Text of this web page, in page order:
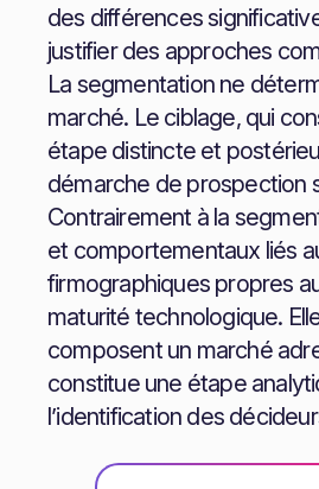
des différences
justifier des approches
La segmentation ne
marché. Le ciblage, qui
étape distincte et
démarche de prospection
Contrairement à la
et comportementaux liés
firmographiques propres
maturité technologique.
composent un marché
constitue une étape
l’identification des